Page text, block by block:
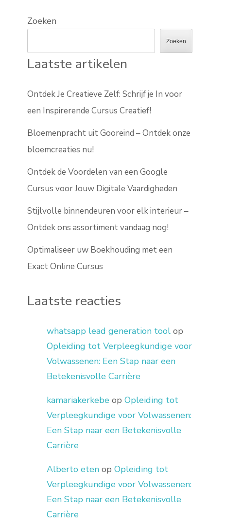
Zoeken
Zoeken
Laatste artikelen
Ontdek Je Creatieve Zelf: Schrijf je In voor
een Inspirerende Cursus Creatief!
Bloemenpracht uit Gooreind – Ontdek onze
bloemcreaties nu!
Ontdek de Voordelen van een Google
Cursus voor Jouw Digitale Vaardigheden
Stijlvolle binnendeuren voor elk interieur –
Ontdek ons assortiment vandaag nog!
Optimaliseer uw Boekhouding met een
Exact Online Cursus
Laatste reacties
whatsapp lead generation tool op
Opleiding tot Verpleegkundige voor
Volwassenen: Een Stap naar een
Betekenisvolle Carrière
kamariakerkebe opOpleiding tot
Verpleegkundige voor Volwassenen:
Een Stap naar een Betekenisvolle
Carrière
Alberto eten opOpleiding tot
Verpleegkundige voor Volwassenen:
Een Stap naar een Betekenisvolle
Carrière